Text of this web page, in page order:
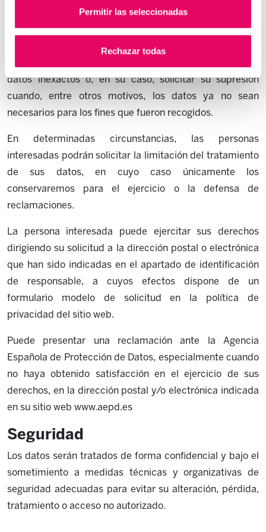
Permitir las seleccionadas
Rechazar todas
En concreto, tienen derecho a acceder a sus datos
datos inexactos o, en su caso, solicitar su supresión
cuando, entre otros motivos, los datos ya no sean
necesarios para los fines que fueron recogidos.
En determinadas circunstancias, las personas
interesadas podrán solicitar la limitación del tratamiento
de sus datos, en cuyo caso únicamente los
conservaremos para el ejercicio o la defensa de
reclamaciones.
La persona interesada puede ejercitar sus derechos
dirigiendo su solicitud a la dirección postal o electrónica
que han sido indicadas en el apartado de identificación
de responsable, a cuyos efectos dispone de un
formulario modelo de solicitud en la política de
privacidad del sitio web.
Puede presentar una reclamación ante la Agencia
Española de Protección de Datos, especialmente cuando
no haya obtenido satisfacción en el ejercicio de sus
derechos, en la dirección postal y/o electrónica indicada
en su sitio web www.aepd.es
Seguridad
Los datos serán tratados de forma confidencial y bajo el
sometimiento a medidas técnicas y organizativas de
seguridad adecuadas para evitar su alteración, pérdida,
tratamiento o acceso no autorizado.